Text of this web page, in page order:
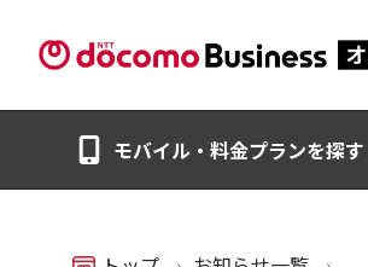
モバイル・料金プランを探す